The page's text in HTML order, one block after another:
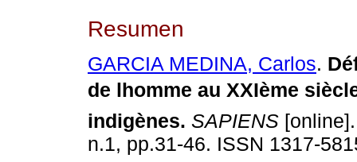
Resumen
GARCIA MEDINA, Carlos.
de lhomme au XXIème
indigènes. SAPIENS
n.1, pp.31-46. ISSN 1317-